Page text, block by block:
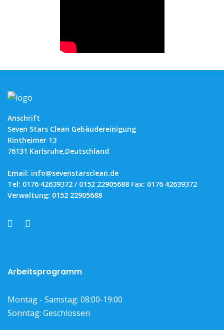
Anschrift
Seven Stars Clean Gebäudereinigung
Rintheimer 13
76131 Karlsruhe,Deutschland
Email: info@sevenstarsclean.de
Tel: 0176 42639372 / 0152 22905688 Fax: 0176 42639372
Verwaltung: 0152 22905688
Arbeitsprogramm
Montag - Samstag: 08:00-19:00
Sonntag: Geschlossen